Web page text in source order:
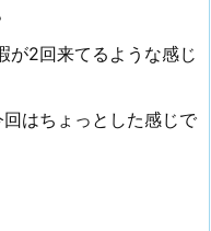
が2回来てるような感じ
はちょっとした感じで